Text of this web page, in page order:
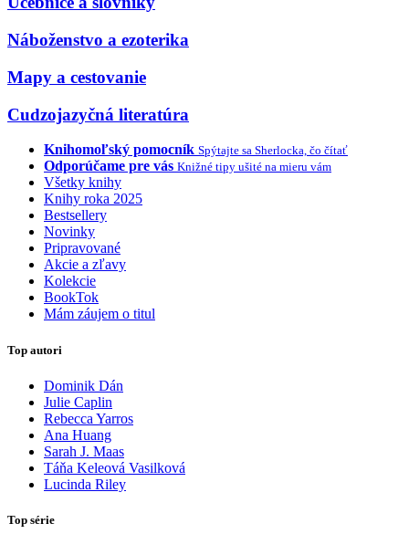
Náboženstvo a ezoterika
Mapy a cestovanie
Cudzojazyčná literatúra
Knihomoľský pomocník Spýtajte sa Sherlocka, čo čítať
Odporúčame pre vás Knižné tipy ušité na mieru vám
Všetky knihy
Knihy roka 2025
Bestsellery
Novinky
Pripravované
Akcie a zľavy
Kolekcie
BookTok
Mám záujem o titul
Top autori
Dominik Dán
Julie Caplin
Rebecca Yarros
Ana Huang
Sarah J. Maas
Táňa Keleová Vasilková
Lucinda Riley
Top série